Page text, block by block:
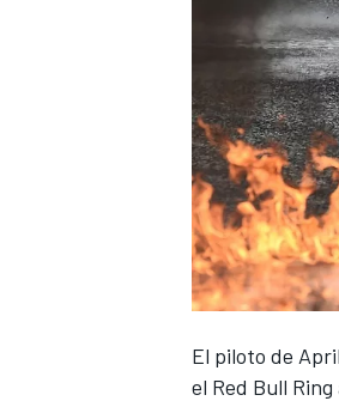
NASCAR CUP
El piloto de
el Red Bull